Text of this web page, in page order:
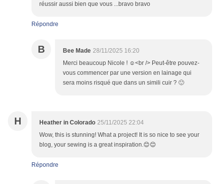
réussir aussi bien que vous ...bravo bravo
Répondre
B Bee Made 28/11/2025 16:20
Merci beaucoup Nicole ! ☺️<br /> Peut-être pouvez-
vous commencer par une version en lainage qui
sera moins risqué que dans un simili cuir ? 🙂
H Heather in Colorado 25/11/2025 22:04
Wow, this is stunning! What a project! It is so nice to see your
blog, your sewing is a great inspiration.😊😊
Répondre